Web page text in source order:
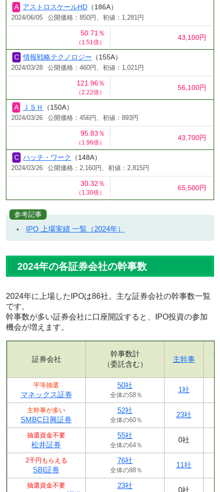
アストロスケールHD （186A）
2024/06/05 公開価格：850円、初値：1,281円
50.71％
（1.51倍）
43,100円
情報戦略テクノロジー （155A）
2024/03/28 公開価格：460円、初値：1,021円
121.96％
（2.22倍）
56,100円
ＪＳＨ （150A）
2024/03/26 公開価格：456円、初値：893円
95.83％
（1.96倍）
43,700円
ハッチ・ワーク （148A）
2024/03/26 公開価格：2,160円、初値：2,815円
30.32％
（1.30倍）
65,500円
参考記事
IPO 上場実績 一覧（2024年）
2024年の各証券会社の幹事数
2024年に上場したIPOは86社。主な証券会社の幹事数一覧
です。
幹事数が多い証券会社に口座開設すると、IPO投資の参加
機会が増えます。
証券会社
幹事数計
（委託含む）
主幹事
平等抽選
マネックス証券
50社
全体の58％
1社
主幹事が多い
SMBC日興証券
52社
全体の60％
23社
抽選資金不要
松井証券
55社
全体の64％
0社
2千円もらえる
SBI証券
76社
全体の88％
11社
抽選資金不要 23社
0社